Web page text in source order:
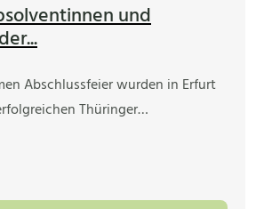
und
Abschlussfeier wurden in Erfurt
Thüringer…